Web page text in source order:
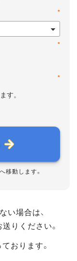
*
*
*
す。
移動します。
い場合は、
りください。
おります。